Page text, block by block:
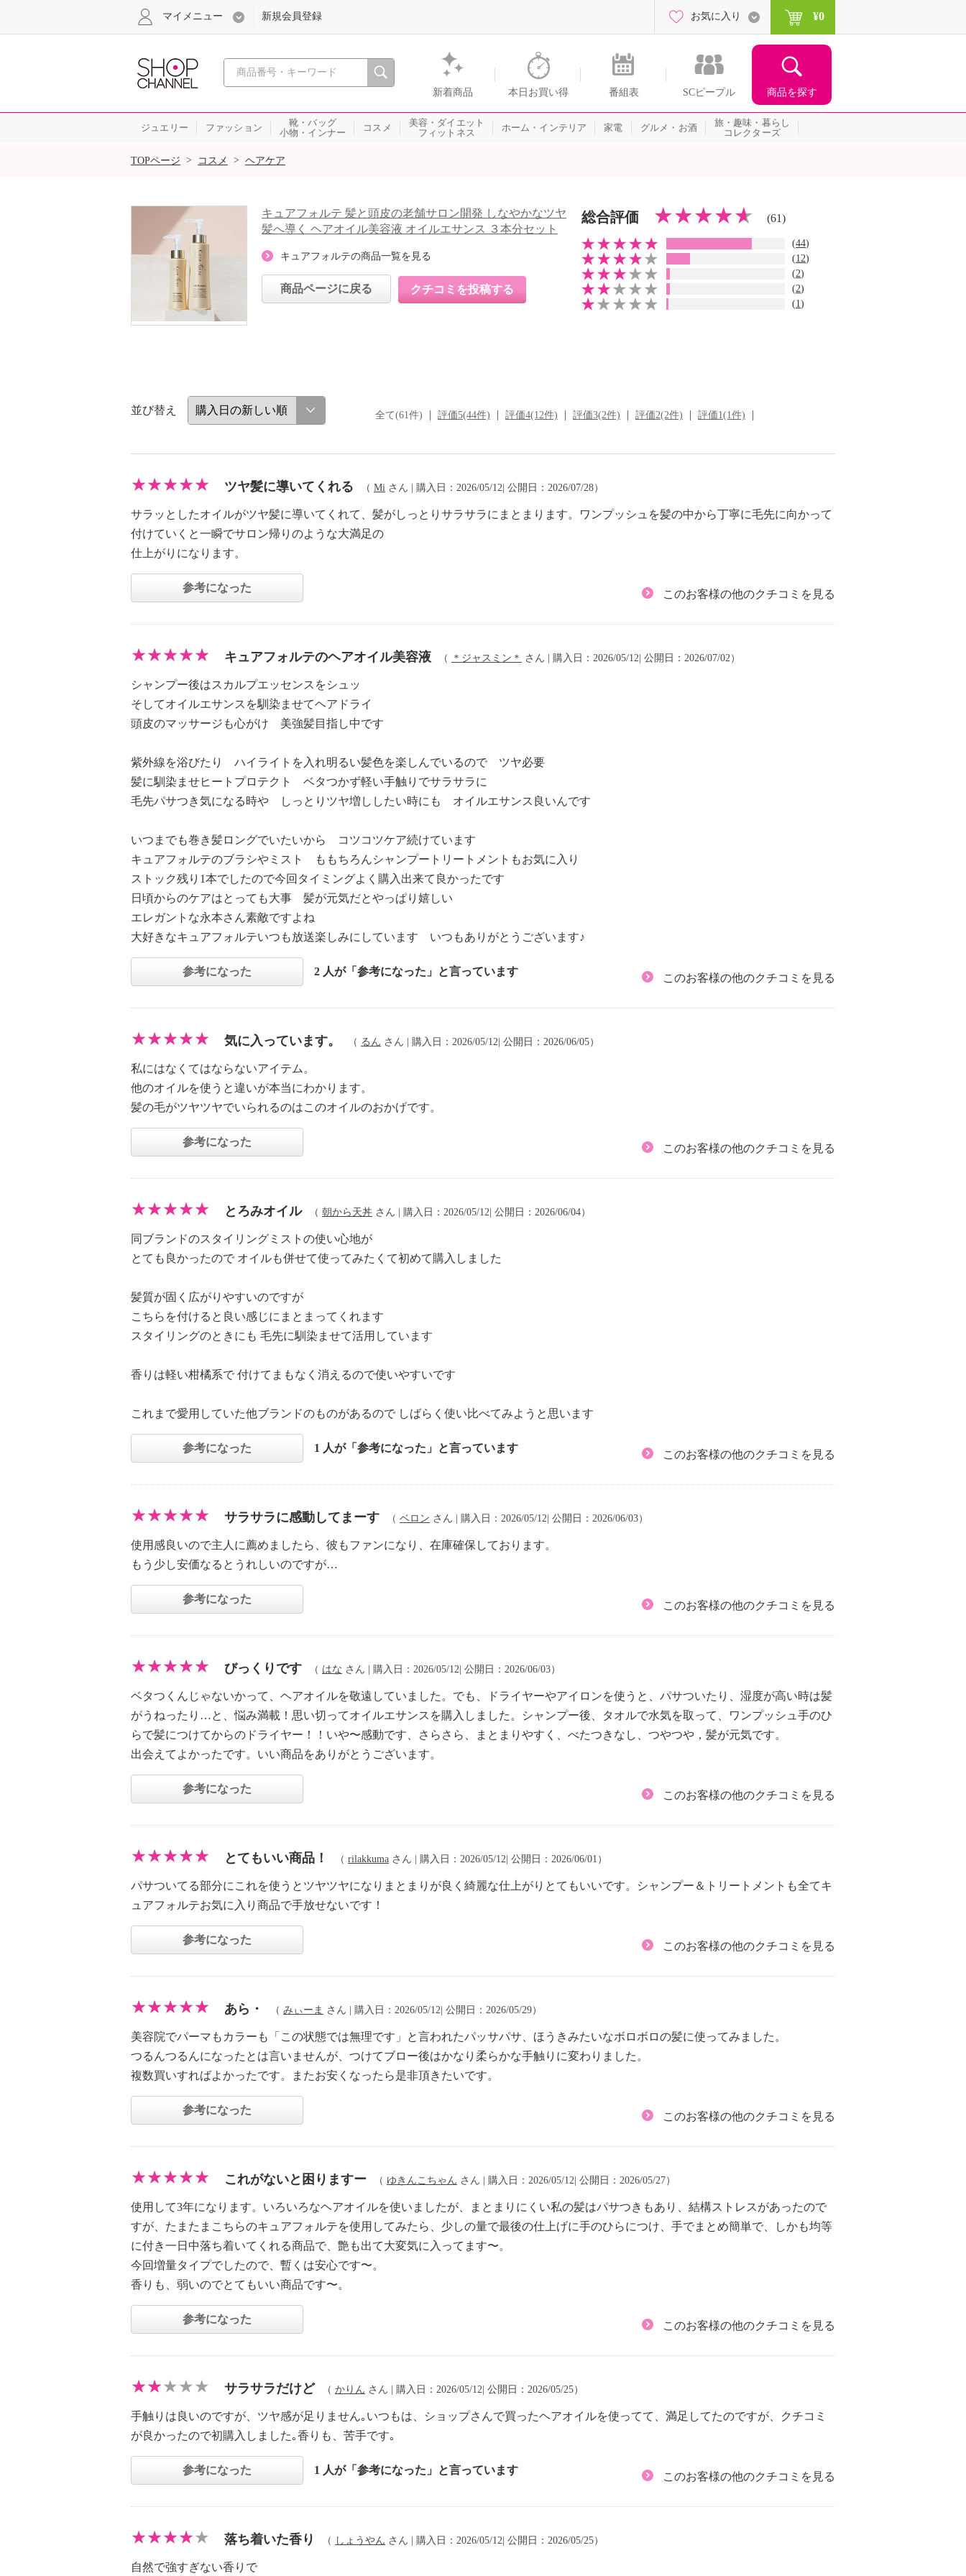
心おどる、瞬間を。通販・テレビショッピングのショップチャンネル
新着商品 本日お買い得 番組表 SCピープル 商品を探す
マイメニュー 新規会員登録 お気に入り ¥0
ジュエリー ファッション
靴・バッグ
小物・インナー
コスメ
美容・ダイエット
フィットネス
ホーム・インテリア 家電 グルメ・お酒
旅・趣味・暮らし
コレクターズ
SALE
TOPページ > コスメ > ヘアケア
キュアフォルテ 髪と頭皮の老舗サロン開発 しなやかなツヤ
髪へ導く ヘアオイル美容液 オイルエサンス ３本分セット
キュアフォルテの商品一覧を見る
商品ページに戻る クチコミを投稿する
総合評価 (61)
(44)
(12)
(2)
(2)
(1 )
並び替え 全て(61件) 評価5(44件) 評価4(12件) 評価3(2件) 評価2(2件) 評価1(1件)
ツヤ髪に導いてくれる （ Mi さん | 購入日：2026/05/12| 公開日：2026/07/28）
サラッとしたオイルがツヤ髪に導いてくれて、髪がしっとりサラサラにまとまります。ワンプッシュを髪の中から丁寧に毛先に向かって
付けていくと一瞬でサロン帰りのような大満足の
仕上がりになります。
参考になった
このお客様の他のクチコミを見る
キュアフォルテのヘアオイル美容液 （ ＊ジャスミン＊ さん | 購入日：2026/05/12| 公開日：2026/07/02）
シャンプー後はスカルプエッセンスをシュッ
そしてオイルエサンスを馴染ませてヘアドライ
頭皮のマッサージも心がけ 美強髪目指し中です
紫外線を浴びたり ハイライトを入れ明るい髪色を楽しんでいるので ツヤ必要
髪に馴染ませヒートプロテクト ベタつかず軽い手触りでサラサラに
毛先パサつき気になる時や しっとりツヤ増ししたい時にも オイルエサンス良いんです
いつまでも巻き髪ロングでいたいから コツコツケア続けています
キュアフォルテのブラシやミスト ももちろんシャンプートリートメントもお気に入り
ストック残り1本でしたので今回タイミングよく購入出来て良かったです
日頃からのケアはとっても大事 髪が元気だとやっぱり嬉しい
エレガントな永本さん素敵ですよね
大好きなキュアフォルテいつも放送楽しみにしています いつもありがとうございます♪
参考になった 2 人が「参考になった」と言っています
このお客様の他のクチコミを見る
気に入っています。 （ るん さん | 購入日：2026/05/12| 公開日：2026/06/05）
私にはなくてはならないアイテム。
他のオイルを使うと違いが本当にわかります。
髪の毛がツヤツヤでいられるのはこのオイルのおかげです。
参考になった
このお客様の他のクチコミを見る
とろみオイル （ 朝から天丼 さん | 購入日：2026/05/12| 公開日：2026/06/04）
同ブランドのスタイリングミストの使い心地が
とても良かったので オイルも併せて使ってみたくて初めて購入しました
髪質が固く広がりやすいのですが
こちらを付けると良い感じにまとまってくれます
スタイリングのときにも 毛先に馴染ませて活用しています
香りは軽い柑橘系で 付けてまもなく消えるので使いやすいです
これまで愛用していた他ブランドのものがあるので しばらく使い比べてみようと思います
参考になった 1 人が「参考になった」と言っています
このお客様の他のクチコミを見る
サラサラに感動してまーす （ ベロン さん | 購入日：2026/05/12| 公開日：2026/06/03）
使用感良いので主人に薦めましたら、彼もファンになり、在庫確保しております。
もう少し安価なるとうれしいのですが…
参考になった
このお客様の他のクチコミを見る
びっくりです （ はな さん | 購入日：2026/05/12| 公開日：2026/06/03）
ベタつくんじゃないかって、ヘアオイルを敬遠していました。でも、ドライヤーやアイロンを使うと、パサついたり、湿度が高い時は髪
がうねったり…と、悩み満載！思い切ってオイルエサンスを購入しました。シャンプー後、タオルで水気を取って、ワンプッシュ手のひ
らで髪につけてからのドライヤー！！いや〜感動です、さらさら、まとまりやすく、べたつきなし、つやつや，髪が元気です。
出会えてよかったです。いい商品をありがとうございます。
参考になった
このお客様の他のクチコミを見る
とてもいい商品！ （ rilakkuma さん | 購入日：2026/05/12| 公開日：2026/06/01）
パサついてる部分にこれを使うとツヤツヤになりまとまりが良く綺麗な仕上がりとてもいいです。シャンプー＆トリートメントも全てキ
ュアフォルテお気に入り商品で手放せないです！
参考になった
このお客様の他のクチコミを見る
あら・ （ みぃーま さん | 購入日：2026/05/12| 公開日：2026/05/29）
美容院でパーマもカラーも「この状態では無理です」と言われたパッサパサ、ほうきみたいなボロボロの髪に使ってみました。
つるんつるんになったとは言いませんが、つけてブロー後はかなり柔らかな手触りに変わりました。
複数買いすればよかったです。またお安くなったら是非頂きたいです。
参考になった
このお客様の他のクチコミを見る
これがないと困りますー （ ゆきんこちゃん さん | 購入日：2026/05/12| 公開日：2026/05/27）
使用して3年になります。いろいろなヘアオイルを使いましたが、まとまりにくい私の髪はパサつきもあり、結構ストレスがあったので
すが、たまたまこちらのキュアフォルテを使用してみたら、少しの量で最後の仕上げに手のひらにつけ、手でまとめ簡単で、しかも均等
に付き一日中落ち着いてくれる商品で、艶も出て大変気に入ってます〜。
今回増量タイプでしたので、暫くは安心です〜。
香りも、弱いのでとてもいい商品です〜。
参考になった
このお客様の他のクチコミを見る
サラサラだけど （ かりん さん | 購入日：2026/05/12| 公開日：2026/05/25）
手触りは良いのですが、ツヤ感が足りません｡いつもは、ショップさんで買ったヘアオイルを使ってて、満足してたのですが、クチコミ
が良かったので初購入しました｡香りも、苦手です｡
参考になった 1 人が「参考になった」と言っています
このお客様の他のクチコミを見る
落ち着いた香り （ しょうやん さん | 購入日：2026/05/12| 公開日：2026/05/25）
自然で強すぎない香りで